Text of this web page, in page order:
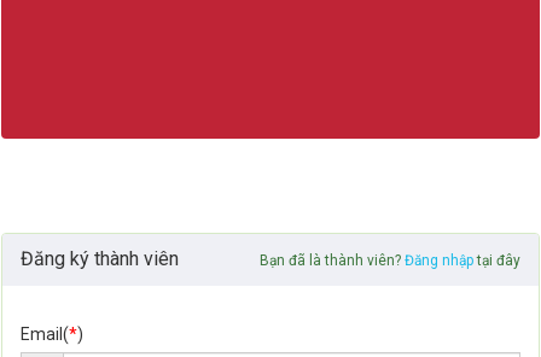
Đăng ký thành viên Bạn đã là thành viên? Đăng nhậptại đây
Email(*)